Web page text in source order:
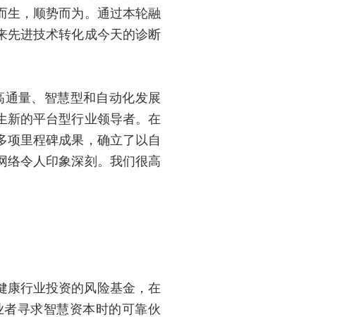
生，顺势而为。通过本轮融
先进技术转化成今天的诊断
量、智慧型和自动化发展
新的平台型行业领导者。在
项里程碑成果，确立了以自
络令人印象深刻。我们很高
康行业投资的风险基金，在
寻求智慧资本时的可靠伙